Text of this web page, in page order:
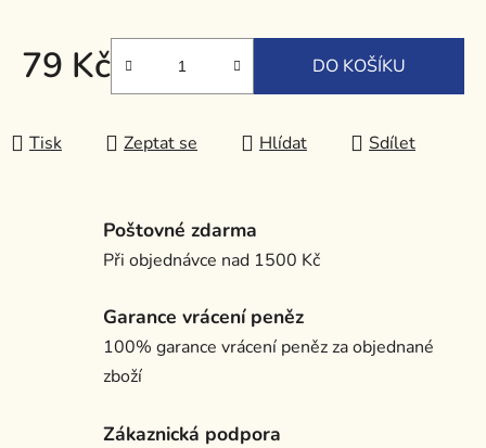
79 Kč
Měrná cena:
DO KOŠÍKU
Tisk Zeptat se Hlídat Sdílet
Poštovné zdarma
Při objednávce nad 1500 Kč
Garance vrácení peněz
100% garance vrácení peněz za objednané
zboží
Zákaznická podpora